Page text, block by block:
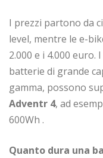
I prezzi partono da
level, mentre le e-
2.000 e i 4.000 euro.
batterie di grande
gamma, possono
Adventr 4, ad
600Wh .
Quanto dura una